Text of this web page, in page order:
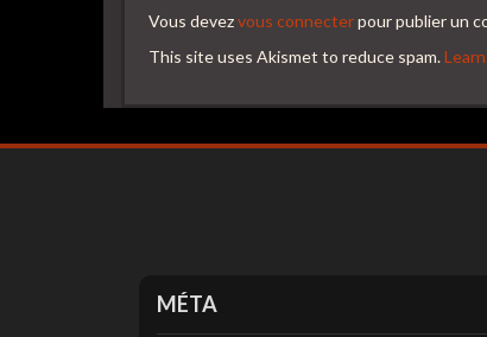
Vous devezvous connecterpour publier un
This site uses Akismet to reduce spam.
MÉTA